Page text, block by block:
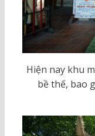
Hiện nay khu
bề thế, bao